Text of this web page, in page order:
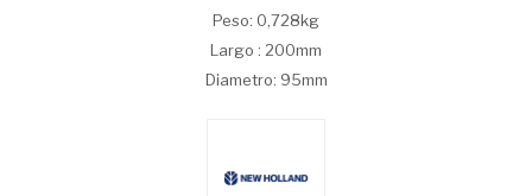
Peso: 0,728kg
Largo : 200mm
Diametro: 95mm